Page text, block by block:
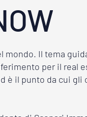
mondo. Il tema
per il real
è il punto da cui